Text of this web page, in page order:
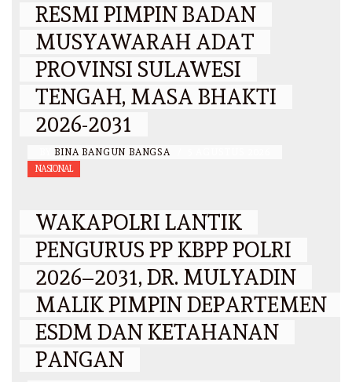
RESMI PIMPIN BADAN
MUSYAWARAH ADAT
PROVINSI SULAWESI
TENGAH, MASA BHAKTI
2026-2031
BINA BANGUN BANGSA
NASIONAL
WAKAPOLRI LANTIK
PENGURUS PP KBPP POLRI
2026–2031, DR. MULYADIN
MALIK PIMPIN DEPARTEMEN
ESDM DAN KETAHANAN
PANGAN